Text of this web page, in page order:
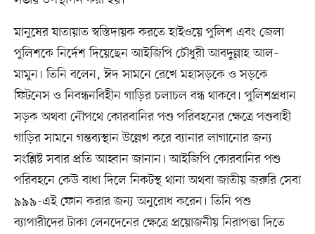
মানুষের যাতায়াত স্বস্তিদায়ক করতে হাইওয়ে পুলিশ এবং জেলা
পুলিশকে নির্দেশ দিয়েছেন আইজিপি চৌধুরী আবদুল্লাহ আল–
মামুন। তিনি বলেন, ঈদ সামনে রেখে মহাসড়কে ও সড়কে
ফিটনেস ও নিবন্ধনবিহীন গাড়ির চলাচল বন্ধ থাকবে। পুলিশপ্রধান
সড়ক অথবা নৌপথে কোরবানির পশু পরিবহনের ক্ষেত্রে পশুবাহী
গাড়ির সামনে গন্তব্যস্থান উল্লেখ করে ব্যানার লাগানোর জন্য
সংশ্লিষ্ট সবার প্রতি আহ্বান জানান। আইজিপি কোরবানির পশু
পরিবহনে কেউ বাধা দিলে নিকটস্থ থানা অথবা জাতীয় জরুরি সেবা
৯৯৯-এই ফোন করার জন্য অনুরোধ করেন। তিনি পশু
ব্যাপারীদের টাকা লেনদেনের ক্ষেত্রে প্রয়োজনীয় নিরাপত্তা দিতে